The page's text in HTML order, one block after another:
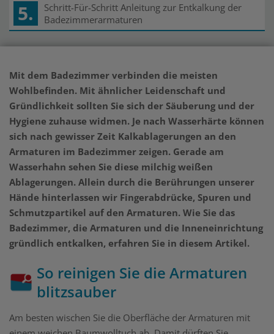
5.
Schritt-Für-Schritt Anleitung zur Entkalkung der
Badezimmerarmaturen
Mit dem Badezimmer verbinden die meisten
Wohlbefinden. Mit ähnlicher Leidenschaft und
Gründlichkeit sollten Sie sich der Säuberung und der
Hygiene zuhause widmen. Je nach Wasserhärte können
sich nach gewisser Zeit Kalkablagerungen an den
Armaturen im Badezimmer zeigen. Gerade am
Wasserhahn sehen Sie diese milchig weißen
Ablagerungen. Allein durch die Berührungen unserer
Hände hinterlassen wir Fingerabdrücke, Spuren und
Schmutzpartikel auf den Armaturen. Wie Sie das
Badezimmer, die Armaturen und die Inneneinrichtung
gründlich entkalken, erfahren Sie in diesem Artikel.
So reinigen Sie die Armaturen
blitzsauber
Am besten wischen Sie die Oberfläche der Armaturen mit